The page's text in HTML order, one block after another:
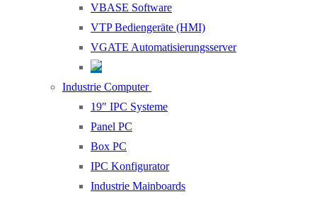
VBASE Software
VTP Bediengeräte (HMI)
VGATE Automatisierungsserver
Industrie Computer
19″ IPC Systeme
Panel PC
Box PC
IPC Konfigurator
Industrie Mainboards